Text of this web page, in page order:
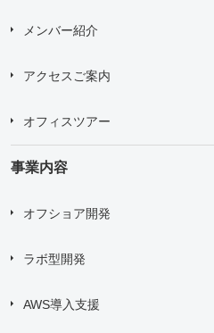
メンバー紹介
アクセスご案内
オフィスツアー
事業内容
オフショア開発
ラボ型開発
AWS導入支援